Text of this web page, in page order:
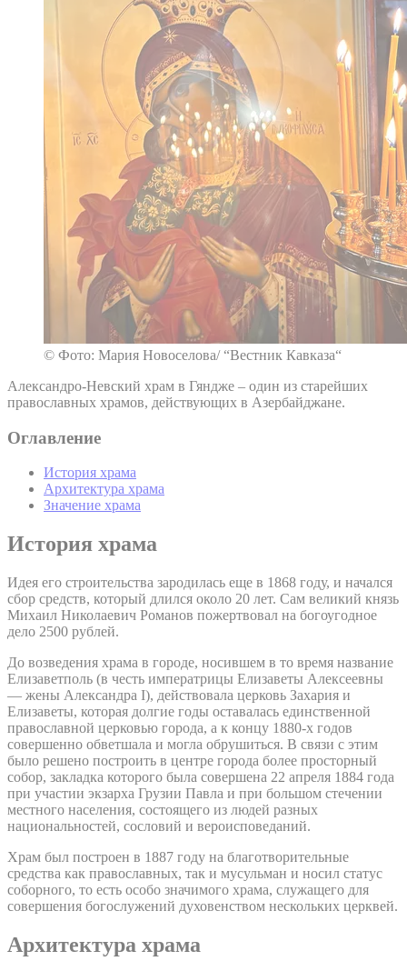
© Фото: Мария Новоселова/ “Вестник Кавказа“
Александро-Невский храм в Гяндже – один из старейших
православных храмов, действующих в Азербайджане.
Оглавление
История храма
Архитектура храма
Значение храма
История храма
Идея его строительства зародилась еще в 1868 году, и начался
сбор средств, который длился около 20 лет. Сам великий князь
Михаил Николаевич Романов пожертвовал на богоугодное
дело 2500 рублей.
До возведения храма в городе, носившем в то время название
Елизаветполь (в честь императрицы Елизаветы Алексеевны
— жены Александра I), действовала церковь Захария и
Елизаветы, которая долгие годы оставалась единственной
православной церковью города, а к концу 1880-х годов
совершенно обветшала и могла обрушиться. В связи с этим
было решено построить в центре города более просторный
собор, закладка которого была совершена 22 апреля 1884 года
при участии экзарха Грузии Павла и при большом стечении
местного населения, состоящего из людей разных
национальностей, сословий и вероисповеданий.
Храм был построен в 1887 году на благотворительные
средства как православных, так и мусульман и носил статус
соборного, то есть особо значимого храма, служащего для
совершения богослужений духовенством нескольких церквей.
Архитектура храма